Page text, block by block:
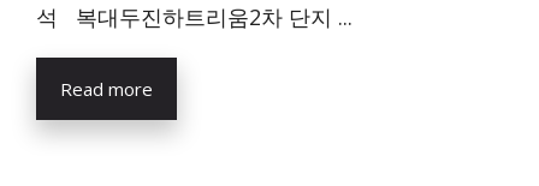
석 복대두진하트리움2차 단지 ...
Read more